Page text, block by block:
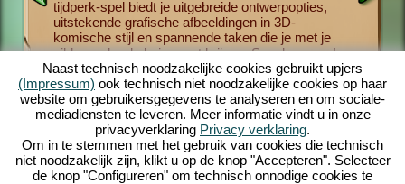
meer
tijdperk-spel biedt je uitgebreide ontwerpopties,
uitstekende grafische afbeeldingen in 3D-
komische stijl en spannende taken die je met je
sibbe onder de knie moet krijgen. Speel nu mee!
mannen
Stonies
Naast technisch noodzakelijke cookies gebruikt upjers
(Impressum) ook technisch niet noodzakelijke cookies op haar
website om gebruikersgegevens te analyseren en om sociale-
mediadiensten te leveren. Meer informatie vindt u in onze
privacyverklaring Privacy verklaring.
Om in te stemmen met het gebruik van cookies die technisch
niet noodzakelijk zijn, klikt u op de knop "Accepteren". Selecteer
de knop "Configureren" om technisch onnodige cookies te